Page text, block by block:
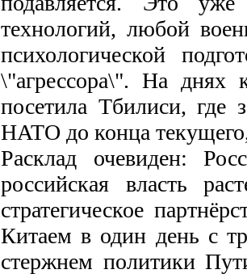
технологий, любой
психологической
\"агрессора\". На днях
посетила Тбилиси, где
НАТО до конца
Расклад очевиден:
российская власть
стратегическое
Китаем в один день с
стержнем политики